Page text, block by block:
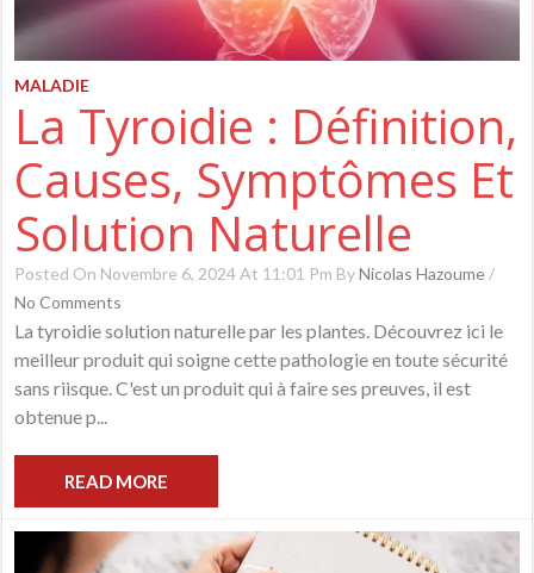
MALADIE
La Tyroidie : Définition,
Causes, Symptômes Et
Solution Naturelle
Posted On Novembre 6, 2024 At 11:01 Pm ByNicolas Hazoume /
No Comments
La tyroidie solution naturelle par les plantes. Découvrez ici le
meilleur produit qui soigne cette pathologie en toute sécurité
sans riisque. C'est un produit qui à faire ses preuves, il est
obtenue p...
READ MORE